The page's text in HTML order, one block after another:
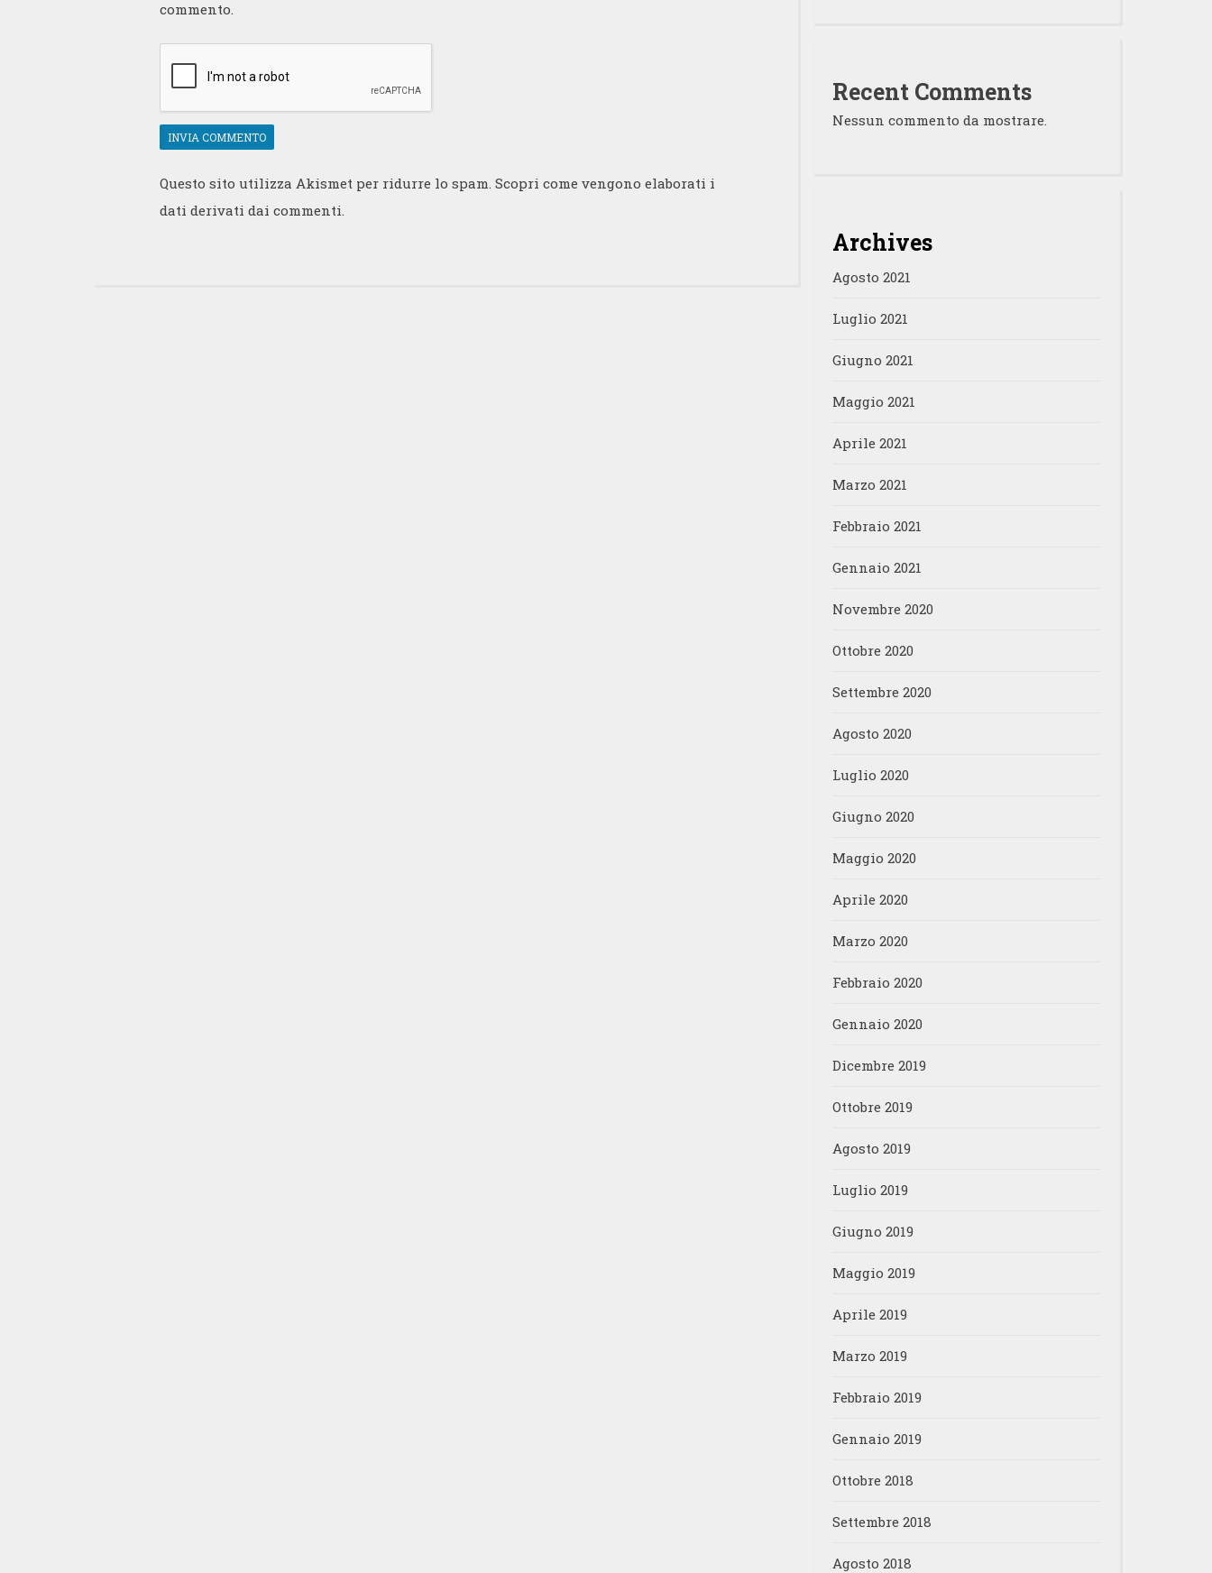
commento.
Questo sito utilizza Akismet per ridurre lo spam. Scopri come vengono elaborati i
dati derivati dai commenti.
Recent Comments
Nessun commento da mostrare.
Archives
Agosto 2021
Luglio 2021
Giugno 2021
Maggio 2021
Aprile 2021
Marzo 2021
Febbraio 2021
Gennaio 2021
Novembre 2020
Ottobre 2020
Settembre 2020
Agosto 2020
Luglio 2020
Giugno 2020
Maggio 2020
Aprile 2020
Marzo 2020
Febbraio 2020
Gennaio 2020
Dicembre 2019
Ottobre 2019
Agosto 2019
Luglio 2019
Giugno 2019
Maggio 2019
Aprile 2019
Marzo 2019
Febbraio 2019
Gennaio 2019
Ottobre 2018
Settembre 2018
Agosto 2018